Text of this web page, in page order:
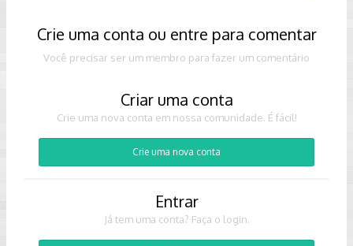
Crie uma conta ou entre para comentar
Você precisar ser um membro para fazer um comentário
Criar uma conta
Crie uma nova conta em nossa comunidade. É fácil!
Crie uma nova conta
Entrar
Já tem uma conta? Faça o login.